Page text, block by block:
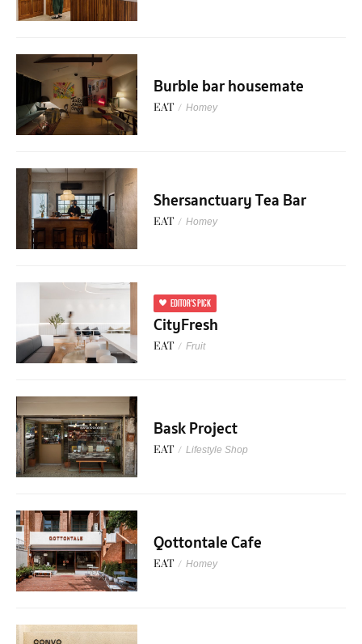
Burble bar housemate
EAT / Homey
Shersanctuary Tea Bar
EAT / Homey
EDITOR'S PICK
CityFresh
EAT / Fruit
Bask Project
EAT / Lifestyle Shop
Qottontale Cafe
EAT / Homey